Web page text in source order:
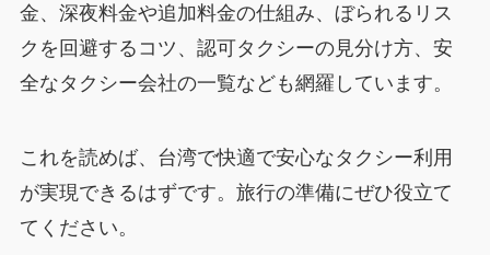
金、深夜料金や追加料金の仕組み、ぼられるリス
クを回避するコツ、認可タクシーの見分け方、安
全なタクシー会社の一覧なども網羅しています。
これを読めば、台湾で快適で安心なタクシー利用
が実現できるはずです。旅行の準備にぜひ役立て
てください。